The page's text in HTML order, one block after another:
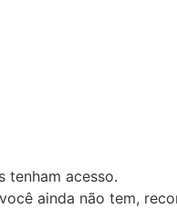
tenham acesso.
ainda não tem,